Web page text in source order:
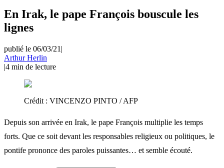
En Irak, le pape François bouscule les
lignes
publié le 06/03/21 |
Arthur Herlin
|4 min de lecture
Crédit : VINCENZO PINTO / AFP
Depuis son arrivée en Irak, le pape François multiplie les temps
forts. Que ce soit devant les responsables religieux ou politiques, le
pontife prononce des paroles puissantes… et semble écouté.